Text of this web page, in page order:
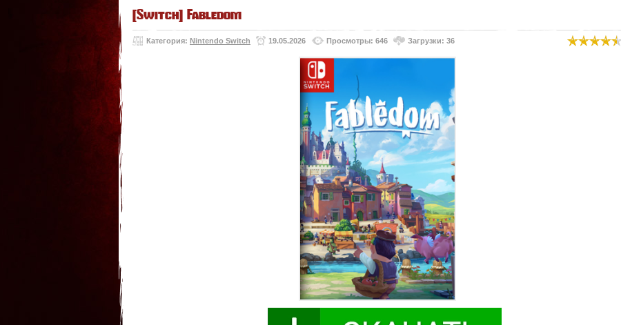
[Switch] Fabledom
Категория: Nintendo Switch 19.05.2026 Просмотры: 646 Загрузки: 36